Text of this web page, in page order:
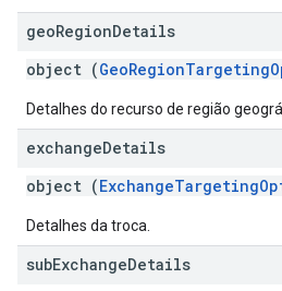
geoRegionDetails
object (
Detalhes do recurso de região
exchangeDetails
object (
Detalhes da troca.
subExchangeDetails